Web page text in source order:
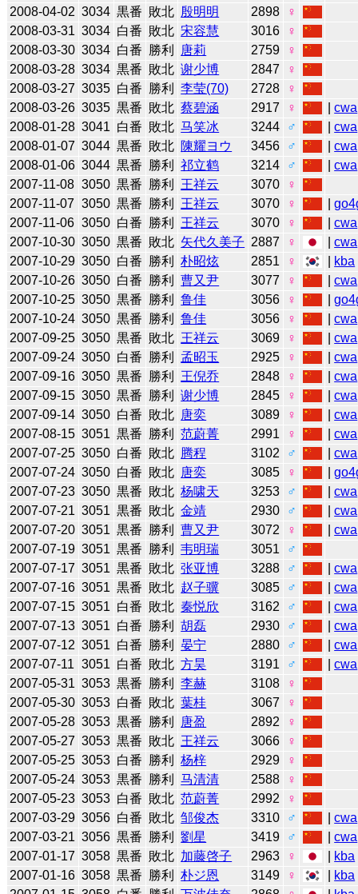
2008-04-02 3034 黒番 敗北 殷明明 2898
♀
2008-03-31 3034 白番 敗北 宋容慧 3016
♀
2008-03-30 3034 白番 勝利 唐莉 2759
♀
2008-03-28 3034 黒番 敗北 谢少博 2847
♀
2008-03-27 3035 白番 勝利 李莹(70) 2728
♀
2008-03-26 3035 黒番 敗北 蔡碧涵 2917 ♀ |cwa
2008-01-28 3041 白番 敗北 马笑冰 3244 ♂ |cwa
2008-01-07 3044 黒番 敗北 陳耀ヨウ 3456 ♂ |cwa
2008-01-06 3044 黒番 勝利 祁立鹤 3214 ♂ |cwa
2007-11-08 3050 黒番 勝利 王祥云 3070
♀
2007-11-07 3050 黒番 勝利 王祥云 3070 ♀ |
2007-11-06 3050 白番 勝利 王祥云 3070 ♀ |cwa
2007-10-30 3050 黒番 敗北 矢代久美子 2887 ♀ |cwa
2007-10-29 3050 白番 勝利 朴昭炫 2851 ♀ kba
2007-10-26 3050 白番 勝利 曹又尹 3077 ♀ |cwa
2007-10-25 3050 黒番 勝利 鲁佳 3056 ♀ |
2007-10-24 3050 黒番 勝利 鲁佳 3056 ♀ |cwa
2007-09-25 3050 黒番 敗北 王祥云 3069 ♀ |cwa
2007-09-24 3050 白番 勝利 孟昭玉 2925 ♀ |cwa
2007-09-16 3050 黒番 勝利 王倪乔 2848 ♀ |cwa
2007-09-15 3050 黒番 勝利 谢少博 2845 ♀ |cwa
2007-09-14 3050 白番 敗北 唐奕 3089 ♀ |cwa
2007-08-15 3051 黒番 勝利 范蔚菁 2991 ♀ |cwa
2007-07-25 3050 白番 敗北 腾程 3102 ♂ |cwa
2007-07-24 3050 白番 敗北 唐奕 3085 ♀ |
2007-07-23 3050 黒番 敗北 杨啸天 3253 ♂ |cwa
2007-07-21 3051 黒番 敗北 金靖 2930 ♂ |cwa
2007-07-20 3051 黒番 勝利 曹又尹 3072 ♀ |cwa
2007-07-19 3051 黒番 勝利 韦明瑞 3051
♂
2007-07-17 3051 黒番 敗北 张亚博 3288 ♂ |cwa
2007-07-16 3051 黒番 敗北 赵子骥 3085 ♂ |cwa
2007-07-15 3051 白番 敗北 秦悦欣 3162 ♂ |cwa
2007-07-13 3051 白番 勝利 胡磊 2930 ♂ |cwa
2007-07-12 3051 白番 勝利 晏宁 2880 ♂ |cwa
2007-07-11 3051 白番 敗北 方昊 3191 ♂ |cwa
2007-05-31 3053 黒番 勝利 李赫 3108
♀
2007-05-30 3053 白番 敗北 葉桂 3067
♀
2007-05-28 3053 黒番 勝利 唐盈 2892
♀
2007-05-27 3053 黒番 敗北 王祥云 3066
♀
2007-05-25 3053 白番 勝利 杨梓 2929
♀
2007-05-24 3053 黒番 勝利 马清清 2588
♀
2007-05-23 3053 白番 敗北 范蔚菁 2992
♀
2007-03-29 3056 白番 敗北 邹俊杰 3310 ♂ |cwa
2007-03-21 3056 黒番 勝利 劉星 3419 ♂ |cwa
2007-01-17 3058 黒番 敗北 加藤啓子 2963 ♀ kba
2007-01-16 3058 黒番 勝利 朴ジ恩 3149 ♀ kba